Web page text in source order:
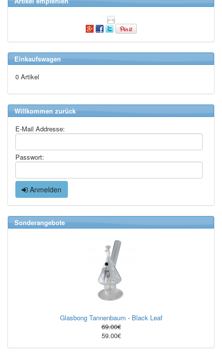
Einkaufswagen
0 Artikel
Willkommen zurück
E-Mail Addresse:
Passwort:
Anmelden
Sonderangebote
Glasbong Tannenbaum - Black Leaf
69.00€
59.00€